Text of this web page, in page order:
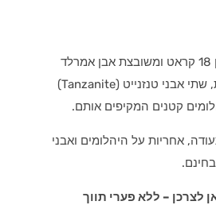
הטבעת עשויה זהב לבן 18 קראט ומשובצת אבן אמרלד
בצורת קבושון המיוחדת, שתי אבני טנזנייט (Tanzanite)
קטנים המקיפים אותם.
אחריות על היהלומים ואבני
לצרכן – ללא פערי תווך